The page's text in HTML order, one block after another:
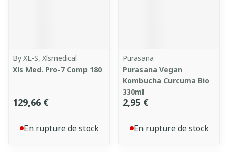
By XL-S, Xlsmedical
Xls Med. Pro-7 Comp 180
129,66 €
En rupture de stock
Purasana
Purasana Vegan
Kombucha Curcuma Bio
330ml
2,95 €
En rupture de stock